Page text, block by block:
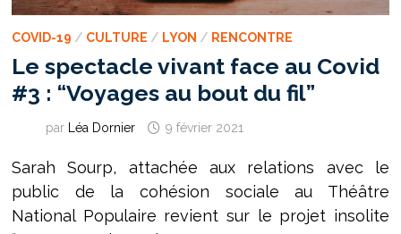
COVID-19 / CULTURE / LYON / RENCONTRE
Le spectacle vivant face au Covid
#3 : “Voyages au bout du fil”
par Léa Dornier 9 février 2021
Sarah Sourp, attachée aux relations avec le
public de la cohésion sociale au Théâtre
National Populaire revient sur le projet insolite